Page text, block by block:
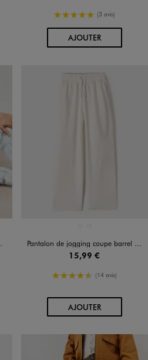
5/5 de moyenne
(3 avis)
AJOUTERAU PANIER
Pantalon de jogging coupe barrel fille
15,99 €
4.5/5 de moyenne
(14 avis)
AJOUTERAU PANIER